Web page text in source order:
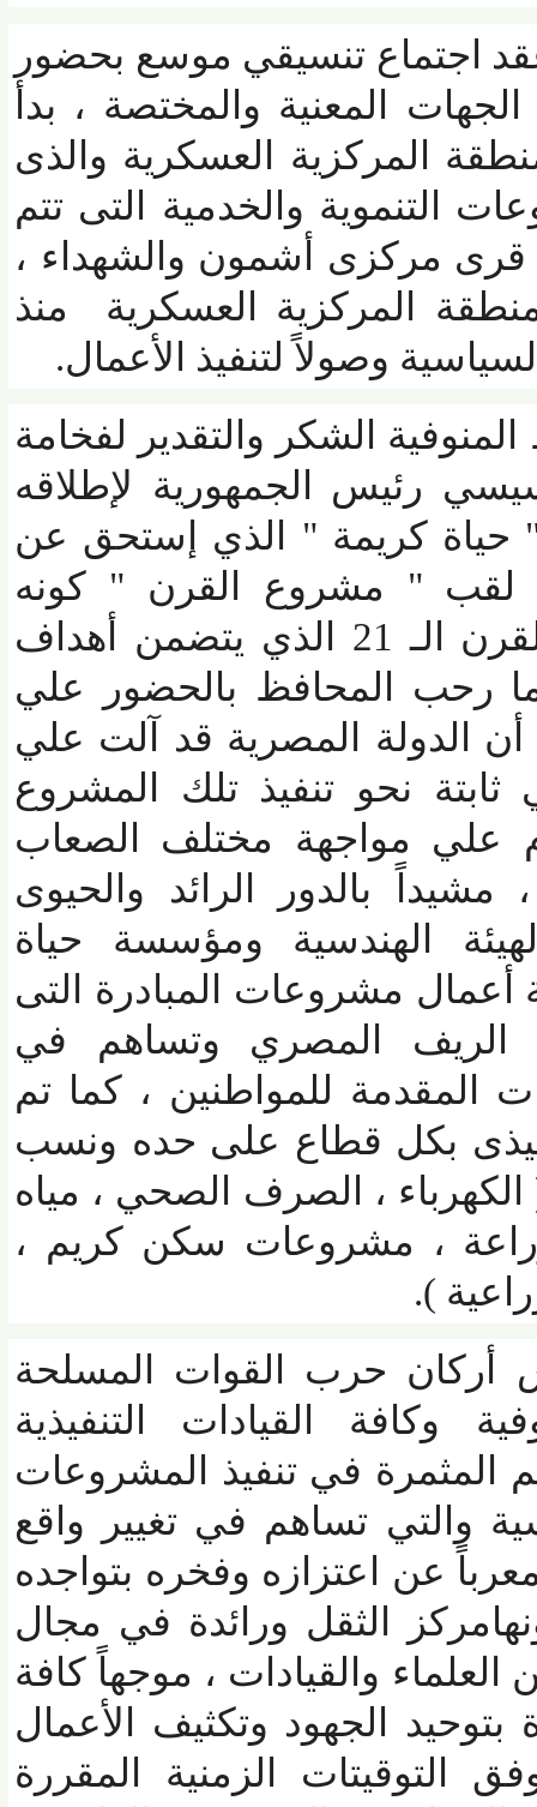
اجتماع تنسيقي موسع بحضور
المعنية والمختصة ، بدأ
المركزية العسكرية والذى
والخدمية التى تتم
مركزى أشمون والشهداء ،
المركزية العسكرية منذ
وصولاً لتنفيذ الأعمال.
الشكر والتقدير لفخامة
رئيس الجمهورية لإطلاقه
كريمة " الذي إستحق عن
" مشروع القرن " كونه
المشروع الوحيد في القرن الـ 21 الذي يتضمن أهداف
رحب المحافظ بالحضور علي
الدولة المصرية قد آلت علي
نحو تنفيذ تلك المشروع
مواجهة مختلف الصعاب
بالدور الرائد والحيوى
الهندسية ومؤسسة حياة
مشروعات المبادرة التى
المصري وتساهم في
للمواطنين ، كما تم
بكل قطاع على حده ونسب
، الصرف الصحي ، مياه
، مشروعات سكن كريم ،
).
حرب القوات المسلحة
القيادات التنفيذية
في تنفيذ المشروعات
والتي تساهم في تغيير واقع
عن اعتزازه وفخره بتواجده
الثقل ورائدة في مجال
والقيادات ، موجهاً كافة
الجهود وتكثيف الأعمال
التوقيتات الزمنية المقررة